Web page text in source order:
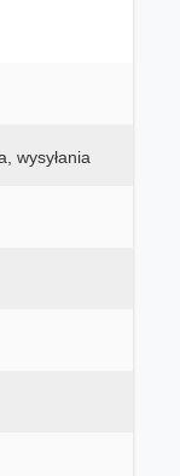
wysyłania